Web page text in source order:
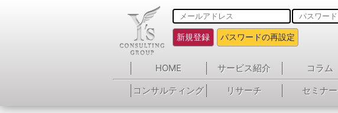
新規登録 パスワードの再設定
HOME サービス紹介 コラム
コンサルティング
リサーチ セミナー